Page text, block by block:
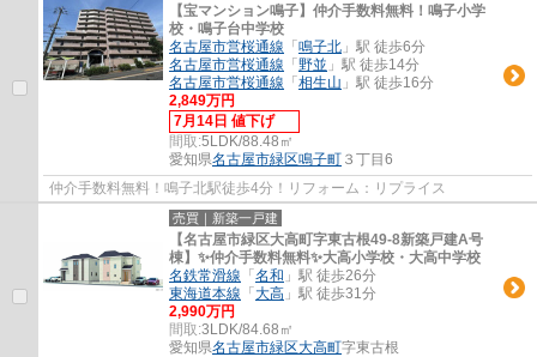
【宝マンション鳴子】仲介手数料無料！鳴子小学
校・鳴子台中学校
名古屋市営桜通線 「 鳴子北 」駅 徒歩6分
名古屋市営桜通線 「 野並 」駅 徒歩14分
名古屋市営桜通線 「 相生山 」駅 徒歩16分
2,849万円
7月14日 値下げ
間取:5LDK/88.48㎡
愛知県名古屋市緑区鳴子町 ３丁目6
仲介手数料無料！鳴子北駅徒歩4分！リフォーム：リプライス
売買｜新築一戸建
【名古屋市緑区大高町字東古根49-8新築戸建A号
棟】✨️仲介手数料無料✨️大高小学校・大高中学校
名鉄常滑線 「 名和 」駅 徒歩26分
東海道本線 「 大高 」駅 徒歩31分
2,990万円
間取:3LDK/84.68㎡
愛知県名古屋市緑区大高町字東古根